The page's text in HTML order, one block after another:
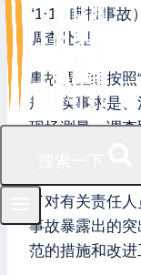
“1·13”瞒报事
调查处理。
事故调查组按照
规、实事求是、
现场测量、调
论证等，查清
亡、直接经济
了对有关责任
事故暴露出的
范的措施和改进